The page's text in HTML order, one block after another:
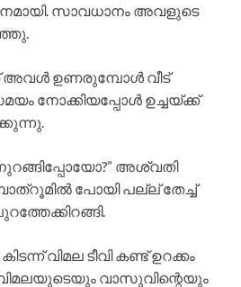
സാവധാനം അവളുടെ
അവൾ ഉണരുമ്പോൾ വീട്
നോക്കിയപ്പോൾ ഉച്ചയ്ക്ക്
അശ്വതി
ബാത്‌റൂമിൽ പോയി പല്ല് തേച്ച്
വിമല ടീവി കണ്ട് ഉറക്കം
വിമലയുടെയും വാസുവിന്റെയും